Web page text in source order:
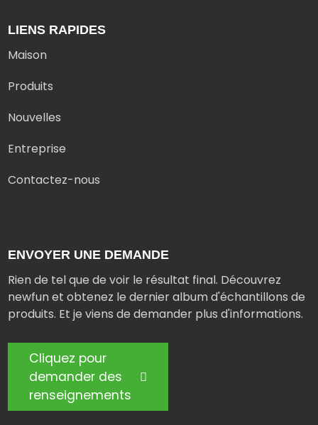
LIENS RAPIDES
Maison
Produits
Nouvelles
Entreprise
Contactez-nous
ENVOYER UNE DEMANDE
Rien de tel que de voir le résultat final. Découvrez
newfun et obtenez le dernier album d'échantillons de
produits. Et je viens de demander plus d'informations.
Cliquez pour
demander des
renseignements